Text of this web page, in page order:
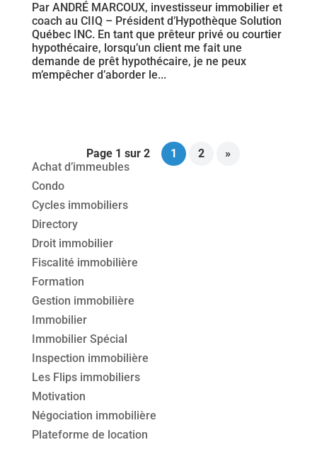
Par ANDRÉ MARCOUX, investisseur immobilier et
coach au CIIQ – Président d’Hypothèque Solution
Québec INC. En tant que prêteur privé ou courtier
hypothécaire, lorsqu’un client me fait une
demande de prêt hypothécaire, je ne peux
m’empêcher d’aborder le...
Page 1 sur 2 1 2
»
Achat d’immeubles
Condo
Cycles immobiliers
Directory
Droit immobilier
Fiscalité immobilière
Formation
Gestion immobilière
Immobilier
Immobilier Spécial
Inspection immobilière
Les Flips immobiliers
Motivation
Négociation immobilière
Plateforme de location